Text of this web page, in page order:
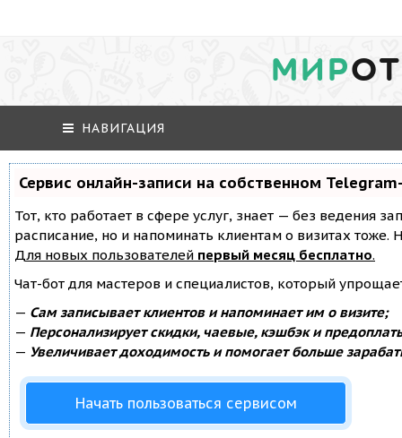
МИР
НАВИГАЦИЯ
Сервис онлайн-записи на собственном
Тот, кто работает в сфере услуг, знает — без ведения
расписание, но и напоминать клиентам о визитах
Для новых пользователей первый месяц бесплатно.
Чат-бот для мастеров и специалистов, который
— Сам записывает клиентов и напоминает им о визите;
— Персонализирует скидки, чаевые, кэшбэк и
— Увеличивает доходимость и помогает больше
Начать пользоваться сервисом